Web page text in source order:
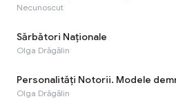
Necunoscut
Sărbători Naționale
Olga Drăgălin
Personalități Notorii. Modele
Olga Drăgălin